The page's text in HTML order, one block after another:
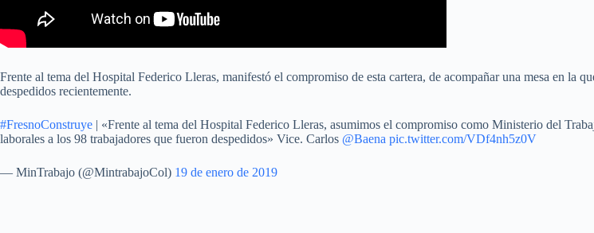
Frente al tema del Hospital Federico Lleras, manifestó el compromiso de esta cartera, de acompañar una mesa en la
despedidos recientemente.
#FresnoConstruye | «Frente al tema del Hospital Federico Lleras, asumimos el compromiso como Ministerio del
laborales a los 98 trabajadores que fueron despedidos» Vice. Carlos @Baena pic.twitter.com/VDf4nh5z0V
— MinTrabajo (@MintrabajoCol) 19 de enero de 2019